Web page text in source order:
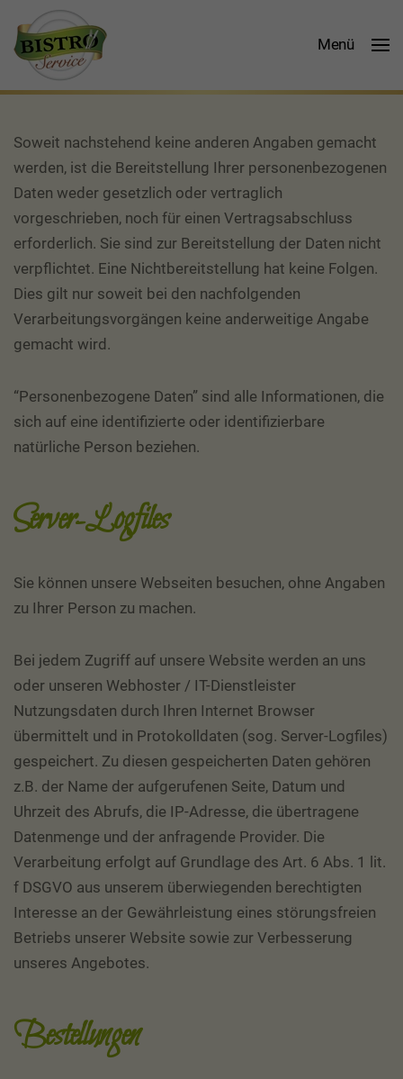
Menü
»
Soweit nachstehend keine anderen Angaben gemacht
werden, ist die Bereitstellung Ihrer personenbezogenen
Daten weder gesetzlich oder vertraglich
vorgeschrieben, noch für einen Vertragsabschluss
erforderlich. Sie sind zur Bereitstellung der Daten nicht
verpflichtet. Eine Nichtbereitstellung hat keine Folgen.
Dies gilt nur soweit bei den nachfolgenden
Verarbeitungsvorgängen keine anderweitige Angabe
gemacht wird.
“Personenbezogene Daten” sind alle Informationen, die
sich auf eine identifizierte oder identifizierbare
natürliche Person beziehen.
Server-Logfiles
Sie können unsere Webseiten besuchen, ohne Angaben
zu Ihrer Person zu machen.
Bei jedem Zugriff auf unsere Website werden an uns
oder unseren Webhoster / IT-Dienstleister
Nutzungsdaten durch Ihren Internet Browser
übermittelt und in Protokolldaten (sog. Server-Logfiles)
gespeichert. Zu diesen gespeicherten Daten gehören
z.B. der Name der aufgerufenen Seite, Datum und
Uhrzeit des Abrufs, die IP-Adresse, die übertragene
Datenmenge und der anfragende Provider. Die
Verarbeitung erfolgt auf Grundlage des Art. 6 Abs. 1 lit.
f DSGVO aus unserem überwiegenden berechtigten
Interesse an der Gewährleistung eines störungsfreien
Betriebs unserer Website sowie zur Verbesserung
unseres Angebotes.
Bestellungen